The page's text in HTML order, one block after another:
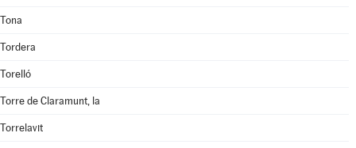
Tona
Tordera
Torelló
Torre de Claramunt, la
Torrelavit